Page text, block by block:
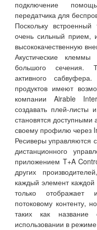
подключение
передатчика для
Поскольку
очень сильный прием,
высококачественную
Акустические
большого сечения.
активного
продуктов имеют
компании Airable
создавать плей-листы
становятся доступными
своему профилю через
Ресиверы управляются
дистанционного
приложением T+A
других
каждый элемент
только отображает
потоковому контенту,
таких как
использовании в